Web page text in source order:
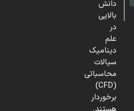
دانش
بالایی
در
علم
دینامیک
سیالات
محاسباتی
(CFD)
برخوردار